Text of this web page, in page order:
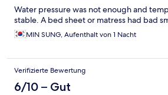
Water pressure was not enough and
stable. A bed sheet or matress had bad
MIN SUNG, Aufenthalt von 1 Nacht
Verifizierte Bewertung
6/10 – Gut